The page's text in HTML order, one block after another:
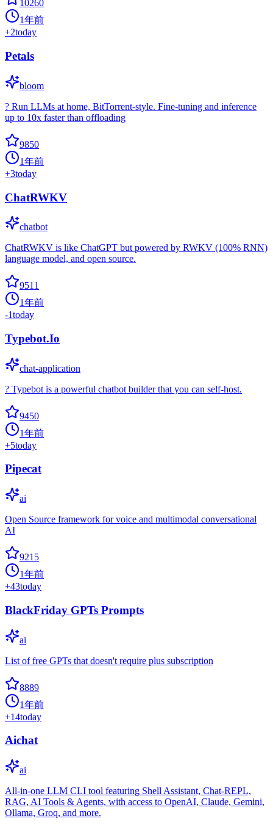
10260
1年前
+2today
Petals
bloom
? Run LLMs at home, BitTorrent-style. Fine-tuning and inference
up to 10x faster than offloading
9850
1年前
+3today
ChatRWKV
chatbot
ChatRWKV is like ChatGPT but powered by RWKV (100% RNN)
language model, and open source.
9511
1年前
-1today
Typebot.Io
chat-application
? Typebot is a powerful chatbot builder that you can self-host.
9450
1年前
+5today
Pipecat
ai
Open Source framework for voice and multimodal conversational
AI
9215
1年前
+43today
BlackFriday GPTs Prompts
ai
List of free GPTs that doesn't require plus subscription
8889
1年前
+14today
Aichat
ai
All-in-one LLM CLI tool featuring Shell Assistant, Chat-REPL,
RAG, AI Tools & Agents, with access to OpenAI, Claude, Gemini,
Ollama, Groq, and more.